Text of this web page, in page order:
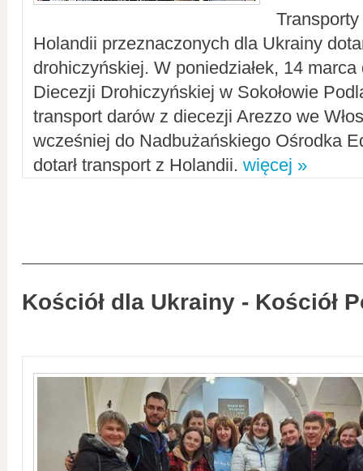
Holandii przeznaczonych dla Ukrainy
drohiczyńskiej. W poniedziałek, 14
Diecezji Drohiczyńskiej w Sokołowie
transport darów z diecezji Arezzo we
wcześniej do Nadbużańskiego Ośrodka
dotarł transport z Holandii. więcej »
Kościół dla Ukrainy - Kościół